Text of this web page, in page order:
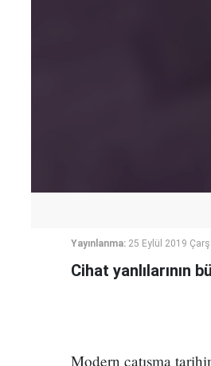
Yayınlanma: 25 Eylül 2019
Cihat yanlılarının
Modern çatışma